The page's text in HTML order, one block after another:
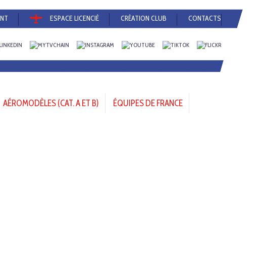
ESPACE LICENCIÉ CRÉATION CLUB CONTACTS
AÉROMODÈLES (CAT. A ET B)
ÉQUIPES DE FRANCE